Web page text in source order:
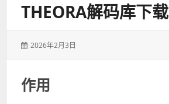
THEORA解码库下载
发
2026年2月3日
作用